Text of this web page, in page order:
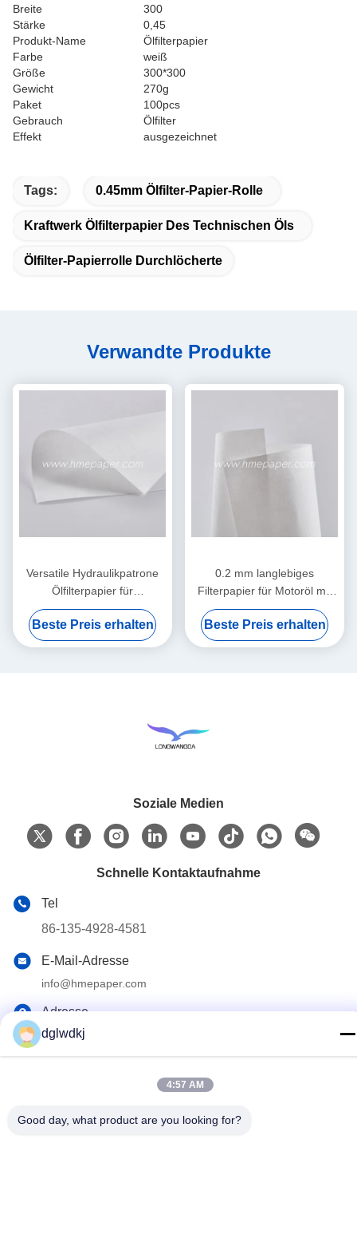
Breite
300
Stärke
0,45
Produkt-Name
Ölfilterpapier
Farbe
weiß
Größe
300*300
Gewicht
270g
Paket
100pcs
Gebrauch
Ölfilter
Effekt
ausgezeichnet
Tags: 0.45mm Ölfilter-Papier-Rolle
Kraftwerk Ölfilterpapier Des Technischen Öls
Ölfilter-Papierrolle Durchlöcherte
Verwandte Produkte
Versatile Hydraulikpatrone
Ölfilterpapier für
Wärmewiderstandssysteme
Beste Preis erhalten
0.2 mm langlebiges
Filterpapier für Motoröl mit
hoher Bruchfestigkeit
Beste Preis erhalten
Soziale Medien
Schnelle Kontaktaufnahme
Tel
86-135-4928-4581
E-Mail-Adresse
info@hmepaper.com
Adresse
3. Stock, Gebäude 5, Nr. 9 Shengli Avenue, Tongqiao Town,
Guangdong, China
dglwdkj
4:57 AM
Good day, what product are you looking for?